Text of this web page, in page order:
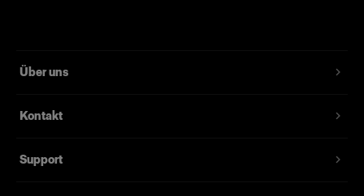
Über uns
Kontakt
Support